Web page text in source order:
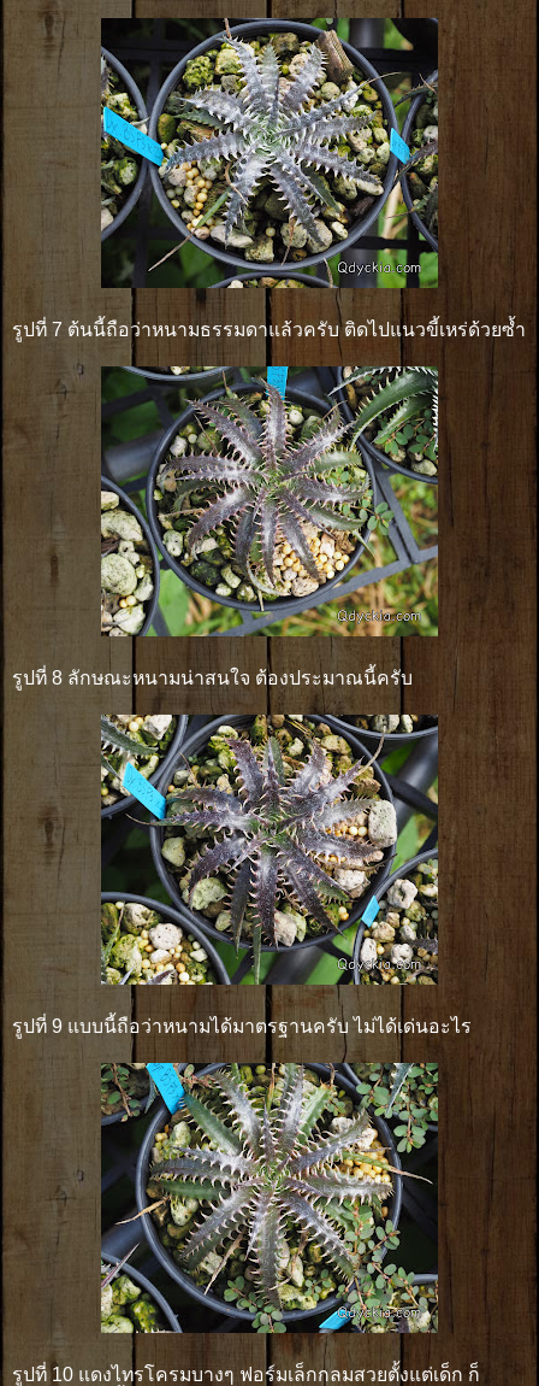
รูปที่ 7 ต้นนี้ถือว่าหนามธรรมดาแล้วครับ ติดไปแนวขี้เหร่ด้วยซ้ำ
รูปที่ 8 ลักษณะหนามน่าสนใจ ต้องประมาณนี้ครับ
รูปที่ 9 แบบนี้ถือว่าหนามได้มาตรฐานครับ ไม่ได้เด่นอะไร
รูปที่ 10 แดงไทรโครมบางๆ ฟอร์มเล็กกลมสวยตั้งแต่เด็ก ก็